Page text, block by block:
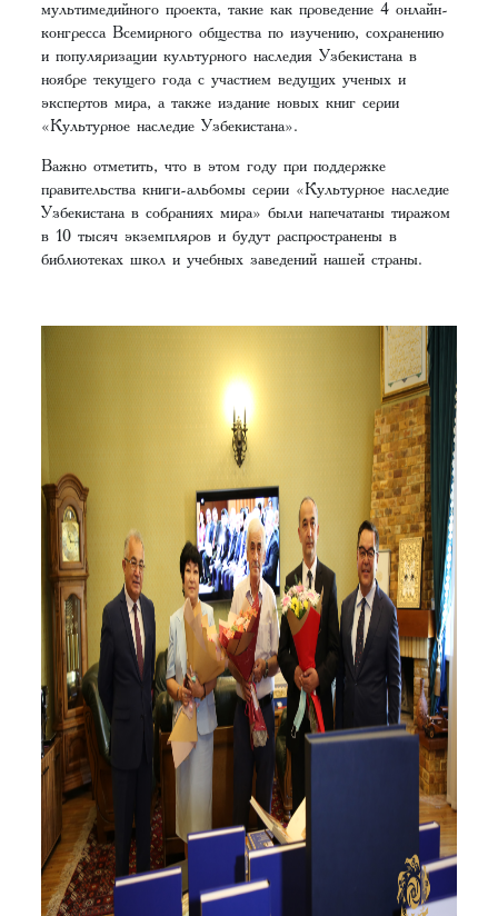
мультимедийного проекта, такие как проведение 4 онлайн-
конгресса Всемирного общества по изучению, сохранению
и популяризации культурного наследия Узбекистана в
ноябре текущего года с участием ведущих ученых и
экспертов мира, а также издание новых книг серии
«Культурное наследие Узбекистана».
Важно отметить, что в этом году при поддержке
правительства книги-альбомы серии «Культурное наследие
Узбекистана в собраниях мира» были напечатаны тиражом
в 10 тысяч экземпляров и будут распространены в
библиотеках школ и учебных заведений нашей страны.